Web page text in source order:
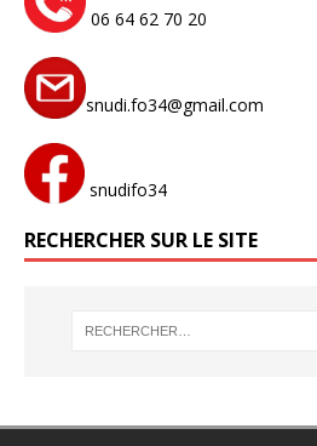
06 64 62 70 20
snudi.fo34@gmail.com
snudifo34
RECHERCHER SUR LE SITE